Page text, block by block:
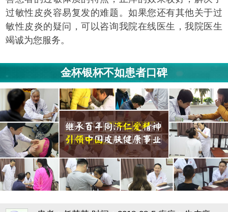
过敏性皮炎容易复发的难题。如果您还有其他关于过
敏性皮炎的疑问，可以咨询我院在线医生，我院医生
竭诚为您服务。
金杯银杯不如患者口碑